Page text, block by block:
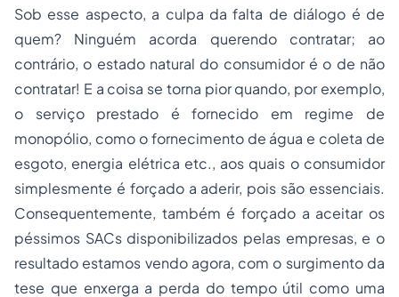
Sob esse aspecto, a culpa da falta de diálogo é de
quem? Ninguém acorda querendo contratar; ao
contrário, o estado natural do consumidor é o de não
contratar! E a coisa se torna pior quando, por exemplo,
o serviço prestado é fornecido em regime de
monopólio, como o fornecimento de água e coleta de
esgoto, energia elétrica etc., aos quais o consumidor
simplesmente é forçado a aderir, pois são essenciais.
Consequentemente, também é forçado a aceitar os
péssimos SACs disponibilizados pelas empresas, e o
resultado estamos vendo agora, com o surgimento da
tese que enxerga a perda do tempo útil como uma